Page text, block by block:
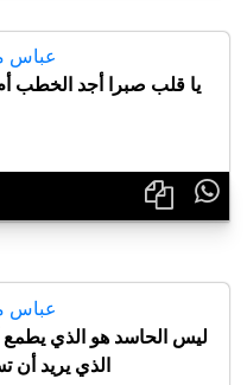
عباس
يا قلب صبرا أجد الخطب

عباس
ليس الحاسد هو الذي يطمع
الذي يريد أن